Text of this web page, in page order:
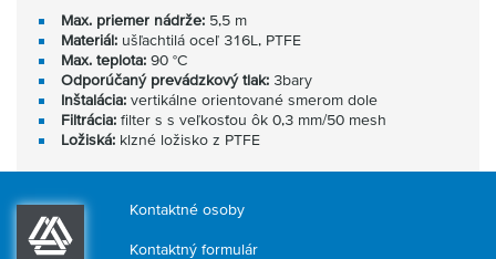
Max. priemer nádrže: 5,5 m
Materiál: ušľachtilá oceľ 316L, PTFE
Max. teplota: 90 °C
Odporúčaný prevádzkový tlak: 3bary
Inštalácia: vertikálne orientované smerom dole
Filtrácia: filter s s veľkosťou ôk 0,3 mm/50 mesh
Ložiská: klzné ložisko z PTFE
Kontaktné osoby
Kontaktný formulár